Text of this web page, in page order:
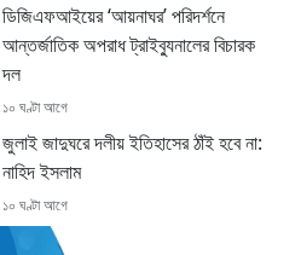
ডিজিএফআইয়ের ‘আয়নাঘর’ পরিদর্শনে
আন্তর্জাতিক অপরাধ ট্রাইব্যুনালের বিচারক
দল
১০ ঘণ্টা আগে
জুলাই জাদুঘরে দলীয় ইতিহাসের ঠাঁই হবে না:
নাহিদ ইসলাম
১০ ঘণ্টা আগে